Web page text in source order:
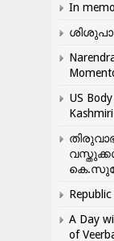
In
US
A Day
of